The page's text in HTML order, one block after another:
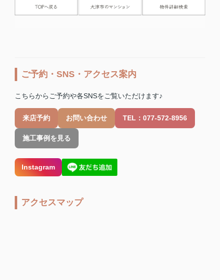
ご予約・SNS・アクセス案内
こちらからご予約や各SNSをご覧いただけます♪
来店予約 お問い合わせ TEL：077-572-8956
施工事例を見る
Instagram
アクセスマップ